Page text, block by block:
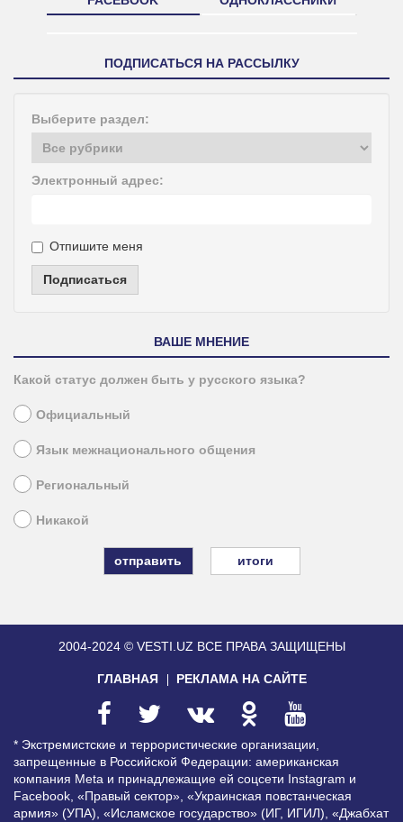
ПОДПИСАТЬСЯ НА РАССЫЛКУ
Выберите раздел:
Электронный адрес:
Отпишите меня
Подписаться
ВАШЕ МНЕНИЕ
Какой статус должен быть у русского языка?
Официальный
Язык межнационального общения
Региональный
Никакой
итоги
2004-2024 © VESTI.UZ ВСЕ ПРАВА ЗАЩИЩЕНЫ
ГЛАВНАЯ РЕКЛАМА НА САЙТЕ
* Экстремистские и террористические организации,
запрещенные в Российской Федерации: американская
компания Meta и принадлежащие ей соцсети Instagram и
Facebook, «Правый сектор», «Украинская повстанческая
армия» (УПА), «Исламское государство» (ИГ, ИГИЛ), «Джабхат